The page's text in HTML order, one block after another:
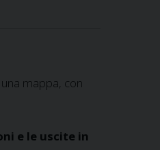
mappa, con
e le uscite in